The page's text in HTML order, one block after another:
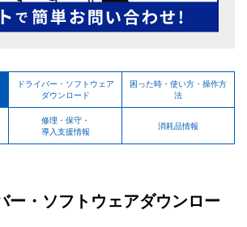
ドライバー・ソフトウェア
ダウンロード
困った時・使い方・操作方
法
修理・保守・
導入支援情報
消耗品情報
ー・ソフトウェアダウンロー